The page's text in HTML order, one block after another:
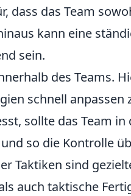
dass das Team
kann eine
sein.
des Teams.
schnell anpassen
sollte das Team in
so die Kontrolle
Taktiken sind
auch taktische